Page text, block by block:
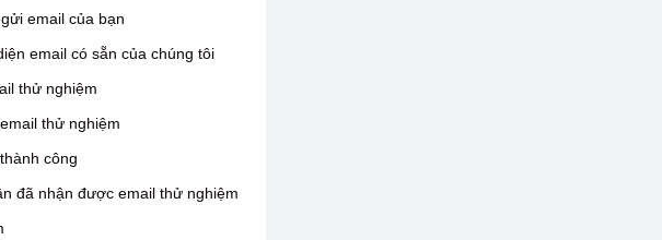
email của bạn
email có sẵn của chúng tôi
thử nghiệm
thử nghiệm
công
đã nhận được email thử nghiệm